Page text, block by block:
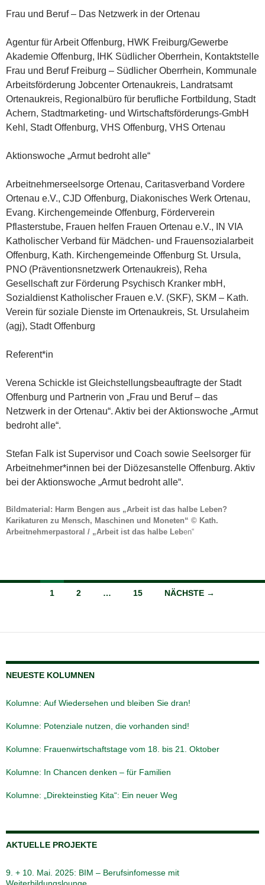
Frau und Beruf – Das Netzwerk in der Ortenau
Agentur für Arbeit Offenburg, HWK Freiburg/Gewerbe
Akademie Offenburg, IHK Südlicher Oberrhein, Kontaktstelle
Frau und Beruf Freiburg – Südlicher Oberrhein, Kommunale
Arbeitsförderung Jobcenter Ortenaukreis, Landratsamt
Ortenaukreis, Regionalbüro für berufliche Fortbildung, Stadt
Achern, Stadtmarketing- und Wirtschaftsförderungs-GmbH
Kehl, Stadt Offenburg, VHS Offenburg, VHS Ortenau
Aktionswoche „Armut bedroht alle“
Arbeitnehmerseelsorge Ortenau, Caritasverband Vordere
Ortenau e.V., CJD Offenburg, Diakonisches Werk Ortenau,
Evang. Kirchengemeinde Offenburg, Förderverein
Pflasterstube, Frauen helfen Frauen Ortenau e.V., IN VIA
Katholischer Verband für Mädchen- und Frauensozialarbeit
Offenburg, Kath. Kirchengemeinde Offenburg St. Ursula,
PNO (Präventionsnetzwerk Ortenaukreis), Reha
Gesellschaft zur Förderung Psychisch Kranker mbH,
Sozialdienst Katholischer Frauen e.V. (SKF), SKM – Kath.
Verein für soziale Dienste im Ortenaukreis, St. Ursulaheim
(agj), Stadt Offenburg
Referent*in
Verena Schickle ist Gleichstellungsbeauftragte der Stadt
Offenburg und Partnerin von „Frau und Beruf – das
Netzwerk in der Ortenau“. Aktiv bei der Aktionswoche „Armut
bedroht alle“.
Stefan Falk ist Supervisor und Coach sowie Seelsorger für
Arbeitnehmer*innen bei der Diözesanstelle Offenburg. Aktiv
bei der Aktionswoche „Armut bedroht alle“.
Bildmaterial: Harm Bengen aus „Arbeit ist das halbe Leben?
Karikaturen zu Mensch, Maschinen und Moneten“ © Kath.
Arbeitnehmerpastoral / „Arbeit ist das halbe Leben“
Beitragsnavigation
1 2 … 15 NÄCHSTE →
NEUESTE KOLUMNEN
Kolumne: Auf Wiedersehen und bleiben Sie dran!
Kolumne: Potenziale nutzen, die vorhanden sind!
Kolumne: Frauenwirtschaftstage vom 18. bis 21. Oktober
Kolumne: In Chancen denken – für Familien
Kolumne: „Direkteinstieg Kita“: Ein neuer Weg
AKTUELLE PROJEKTE
9. + 10. Mai. 2025: BIM – Berufsinfomesse mit
Weiterbildungslounge